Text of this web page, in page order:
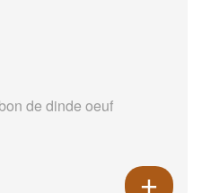
de dinde oeuf